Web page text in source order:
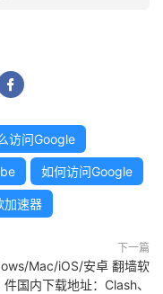

访问Google
如何访问Google
加速器
下一篇
Mac/iOS/安卓 翻墙软
件国内下载地址：Clash、